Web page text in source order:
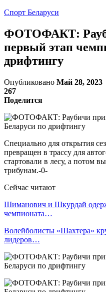
Спорт Беларуси
ФОТОФАКТ:
первый этап
дрифтингу
Опубликовано Май 28, 2023
267
Поделится
Специально для открытия
превращен в трассу для
стартовали в лесу, а потом
трибунам.-0-
Сейчас читают
Шиманович и Шкурдай
чемпионата…
Волейболисты «Шахтера»
лидеров…